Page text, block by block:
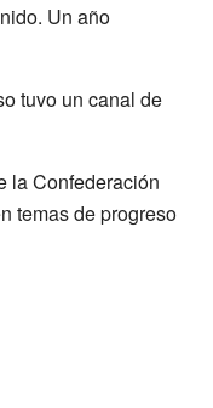
Un año
tuvo un canal de
la Confederación
temas de progreso